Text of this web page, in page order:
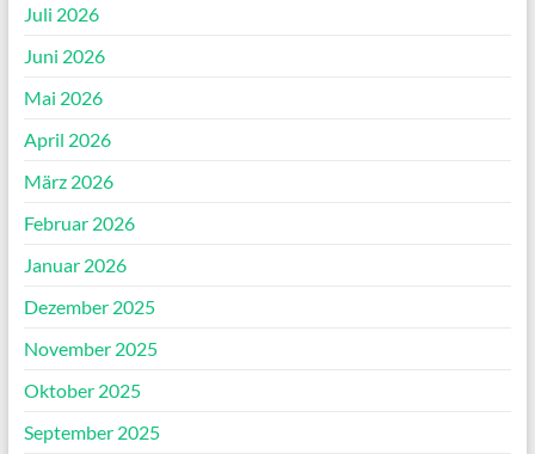
Juli 2026
Juni 2026
Mai 2026
April 2026
März 2026
Februar 2026
Januar 2026
Dezember 2025
November 2025
Oktober 2025
September 2025